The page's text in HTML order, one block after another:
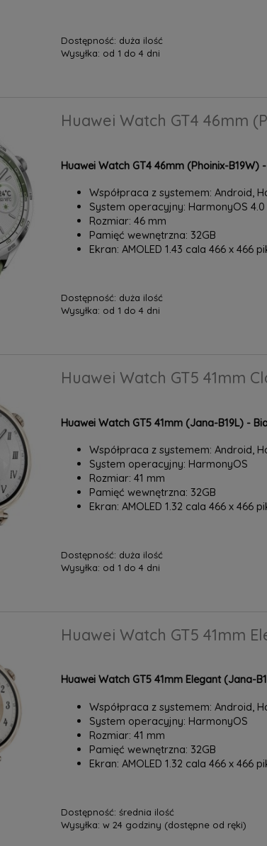
Dostępność: duża ilość
Wysyłka: od 1 do 4 dni
Huawei Watch GT4 46mm
Huawei Watch GT4 46mm (Phoinix-B19W)
Współpraca z systemem: Android,
System operacyjny: HarmonyOS 4.0
Rozmiar: 46 mm
Pamięć wewnętrzna: 32GB
Ekran: AMOLED 1.43 cala 466 x 466
Dostępność: duża ilość
Wysyłka: od 1 do 4 dni
Huawei Watch GT5 41mm
Huawei Watch GT5 41mm (Jana-B19L) -
Współpraca z systemem: Android,
System operacyjny: HarmonyOS
Rozmiar: 41 mm
Pamięć wewnętrzna: 32GB
Ekran: AMOLED 1.32 cala 466 x 466
Dostępność: duża ilość
Wysyłka: od 1 do 4 dni
Huawei Watch GT5 41mm
Huawei Watch GT5 41mm Elegant (Jana-
Współpraca z systemem: Android,
System operacyjny: HarmonyOS
Rozmiar: 41 mm
Pamięć wewnętrzna: 32GB
Ekran: AMOLED 1.32 cala 466 x 466
Dostępność: średnia ilość
Wysyłka: w 24 godziny (dostępne od ręki)